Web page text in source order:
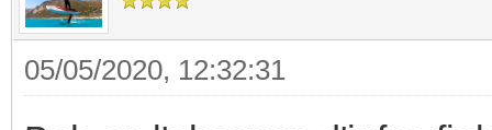
05/05/2020, 12:32:31